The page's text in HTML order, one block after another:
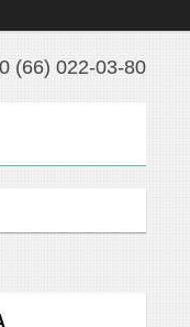
(66) 022-03-80